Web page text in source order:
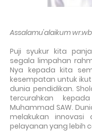
Assalamu'alaikum wr.wb
Puji syukur kita
segala limpahan
Nya kepada kita
kesempatan untuk
dunia pendidikan.
tercurahkan
Muhammad SAW.
melakukan
pelayanan yang lebih